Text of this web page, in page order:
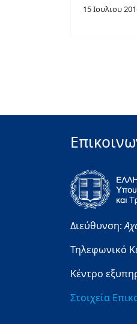
15 Ιουλιου
Διεύθυνση:
Τηλεφωνικό
Κέντρο
Στοιχεία